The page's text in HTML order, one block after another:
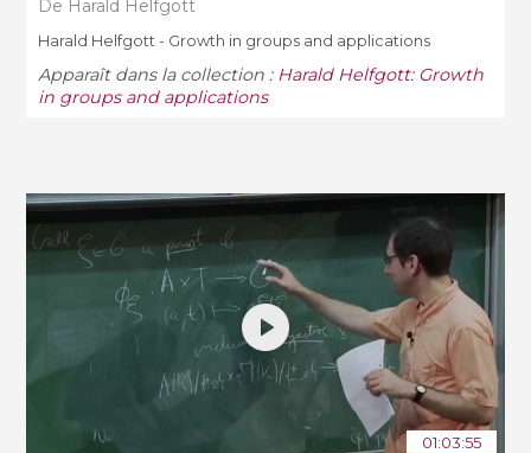
De Harald Helfgott
Harald Helfgott - Growth in groups and applications
Apparaît dans la collection : Harald Helfgott: Growth
in groups and applications
01:03:55